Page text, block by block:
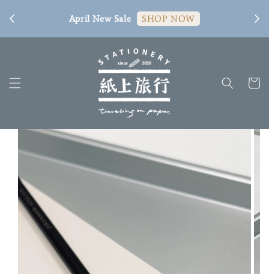
April New Sale SHOP NOW